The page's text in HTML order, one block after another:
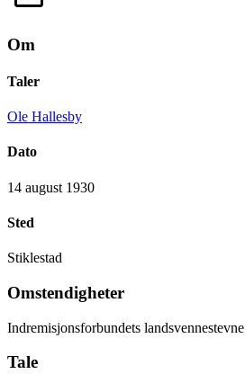
Om
Taler
Ole Hallesby
Dato
14 august 1930
Sted
Stiklestad
Omstendigheter
Indremisjonsforbundets landsvennestevne
Tale